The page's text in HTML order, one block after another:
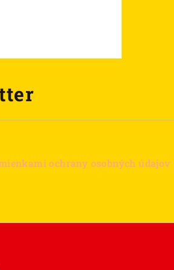
ochrany osobných údajov